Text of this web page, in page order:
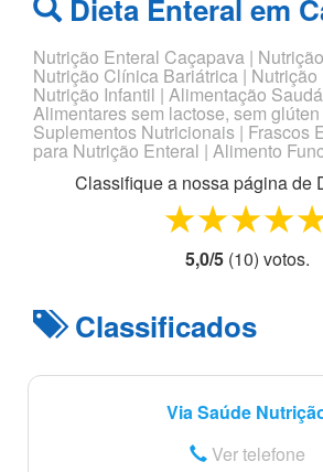
Dieta Enteral em
Nutrição Enteral Caçapava |
Nutrição Clínica Bariátrica | Nutrição
Nutrição Infantil | Alimentação
Alimentares sem lactose, sem
Suplementos Nutricionais | Frascos
para Nutrição Enteral | Alimento
Classifique a nossa página de
3
2
1 star
5,0/5(10) votos.
Classificados
Via Saúde
Ver telefone